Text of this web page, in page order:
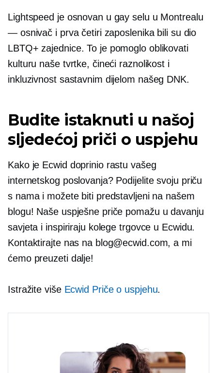
Lightspeed je osnovan u gay selu u Montrealu
— osnivač i prva četiri zaposlenika bili su dio
LBTQ+ zajednice. To je pomoglo oblikovati
kulturu naše tvrtke, čineći raznolikost i
inkluzivnost sastavnim dijelom našeg DNK.
Budite istaknuti u našoj
sljedećoj priči o uspjehu
Kako je Ecwid doprinio rastu vašeg
internetskog poslovanja? Podijelite svoju priču
s nama i možete biti predstavljeni na našem
blogu! Naše uspješne priče pomažu u davanju
savjeta i inspiriraju kolege trgovce u Ecwidu.
Kontaktirajte nas na blog@ecwid.com, a mi
ćemo preuzeti dalje!
Istražite više Ecwid Priče o uspjehu.